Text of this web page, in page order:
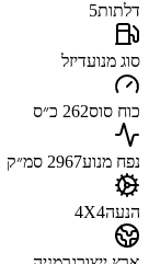
דלתות5
סוג מנועדיזל
כוח סוס262 כ״ס
נפח מנוע2967 סמ״ק
הנעה4X4